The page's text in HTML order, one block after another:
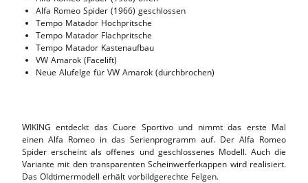
Alfa Romeo Spider (1966) geschlossen
Tempo Matador Hochpritsche
Tempo Matador Flachpritsche
Tempo Matador Kastenaufbau
VW Amarok (Facelift)
Neue Alufelge für VW Amarok (durchbrochen)
WIKING entdeckt das Cuore Sportivo und nimmt das erste Mal
einen Alfa Romeo in das Serienprogramm auf. Der Alfa Romeo
Spider erscheint als offenes und geschlossenes Modell. Auch die
Variante mit den transparenten Scheinwerferkappen wird realisiert.
Das Oldtimermodell erhält vorbildgerechte Felgen.